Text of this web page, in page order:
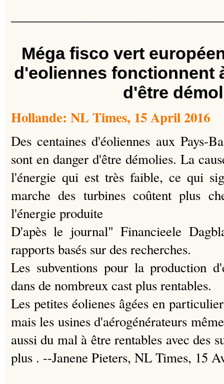
Méga fisco vert
d'eoliennes fonctionnent
d'être
Hollande: NL Times, 15 April 2016
Des centaines d'éoliennes aux Pays-
sont en danger d'être démolies. La
l'énergie qui est très faible, ce qui
marche des turbines coûtent plus
l'énergie produite
D'apès le journal" Financieele
rapports basés sur des recherches.
Les subventions pour la production
dans de nombreux cast plus rentables.
Les petites éolienes âgées en
mais les usines d'aérogénérateurs
aussi du mal à être rentables avec des
plus . --Janene Pieters, NL Times, 15